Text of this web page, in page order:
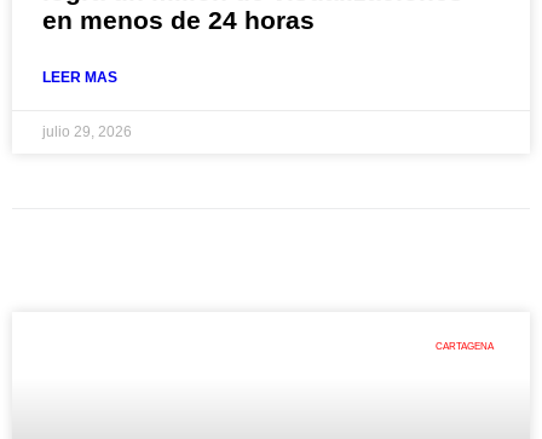
en menos de 24 horas
LEER MAS
julio 29, 2026
CARTAGENA